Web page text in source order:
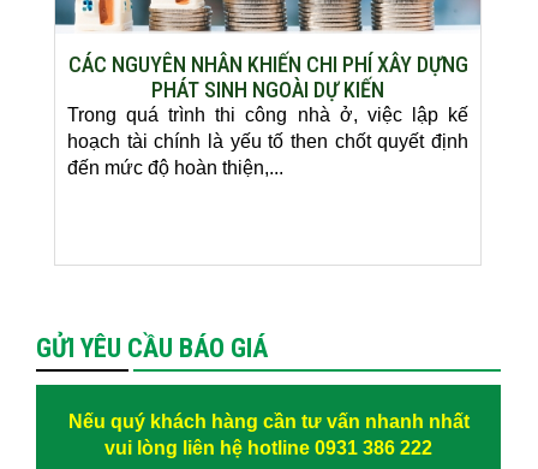
CÁC NGUYÊN NHÂN KHIẾN CHI PHÍ XÂY DỰNG
PHÁT SINH NGOÀI DỰ KIẾN
Trong quá trình thi công nhà ở, việc lập kế
hoạch tài chính là yếu tố then chốt quyết định
đến mức độ hoàn thiện,...
GỬI YÊU CẦU BÁO GIÁ
Nếu quý khách hàng cần tư vấn nhanh nhất
vui lòng liên hệ hotline 0931 386 222